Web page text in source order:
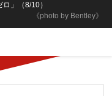
《photo by Bentley》
」（8/10）